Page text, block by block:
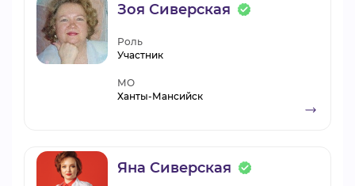
Зоя Сиверская
Роль
Участник
МО
Ханты-Мансийск
Яна Сиверская